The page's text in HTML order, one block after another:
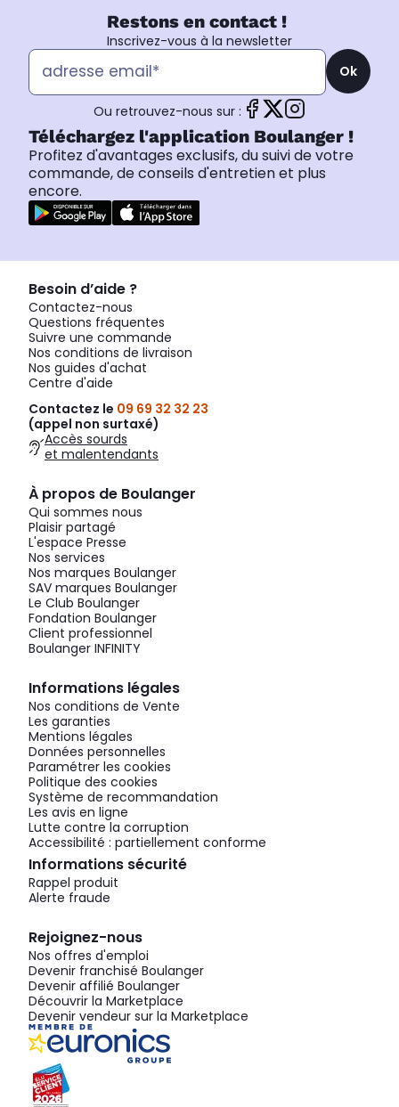
Restons en contact !
Inscrivez-vous à la newsletter
Ok
Ou retrouvez-nous sur :
Téléchargez l'application Boulanger !
Profitez d'avantages exclusifs, du suivi de votre
commande, de conseils d'entretien et plus
encore.
Besoin d’aide ?
Contactez-nous
Questions fréquentes
Suivre une commande
Nos conditions de livraison
Nos guides d'achat
Centre d'aide
Contactez le 09 69 32 32 23
(appel non surtaxé)
Accès sourds
et malentendants
À propos de Boulanger
Qui sommes nous
Plaisir partagé
L'espace Presse
Nos services
Nos marques Boulanger
SAV marques Boulanger
Le Club Boulanger
Fondation Boulanger
Client professionnel
Boulanger INFINITY
Informations légales
Nos conditions de Vente
Les garanties
Mentions légales
Données personnelles
Paramétrer les cookies
Politique des cookies
Système de recommandation
Les avis en ligne
Lutte contre la corruption
Accessibilité : partiellement conforme
Informations sécurité
Rappel produit
Alerte fraude
Rejoignez-nous
Nos offres d'emploi
Devenir franchisé Boulanger
Devenir affilié Boulanger
Découvrir la Marketplace
Devenir vendeur sur la Marketplace